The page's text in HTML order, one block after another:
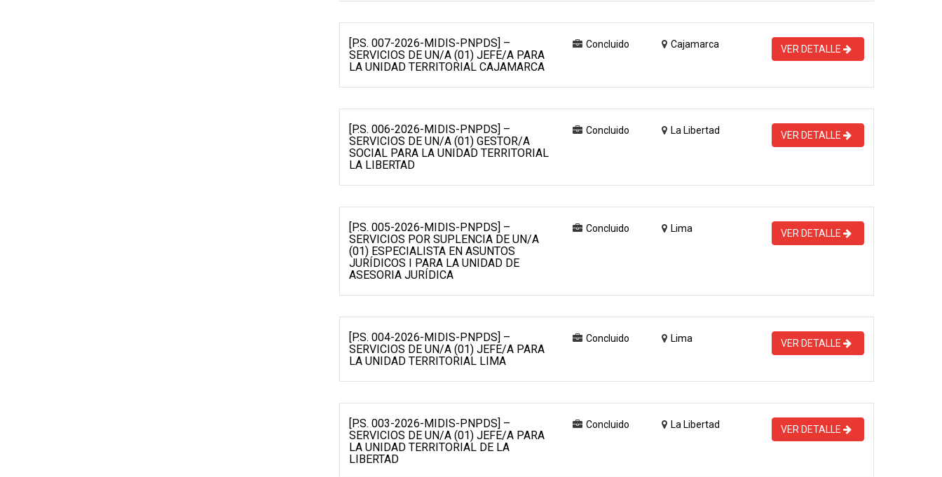
[P.S. 007-2026-MIDIS-PNPDS] –
SERVICIOS DE UN/A (01) JEFE/A PARA
LA UNIDAD TERRITORIAL CAJAMARCA
Concluido Cajamarca VER DETALLE
[P.S. 006-2026-MIDIS-PNPDS] –
SERVICIOS DE UN/A (01) GESTOR/A
SOCIAL PARA LA UNIDAD TERRITORIAL
LA LIBERTAD
Concluido La Libertad VER DETALLE
[P.S. 005-2026-MIDIS-PNPDS] –
SERVICIOS POR SUPLENCIA DE UN/A
(01) ESPECIALISTA EN ASUNTOS
JURÍDICOS I PARA LA UNIDAD DE
ASESORIA JURÍDICA
Concluido Lima VER DETALLE
[P.S. 004-2026-MIDIS-PNPDS] –
SERVICIOS DE UN/A (01) JEFE/A PARA
LA UNIDAD TERRITORIAL LIMA
Concluido Lima VER DETALLE
[P.S. 003-2026-MIDIS-PNPDS] –
SERVICIOS DE UN/A (01) JEFE/A PARA
LA UNIDAD TERRITORIAL DE LA
LIBERTAD
Concluido La Libertad VER DETALLE